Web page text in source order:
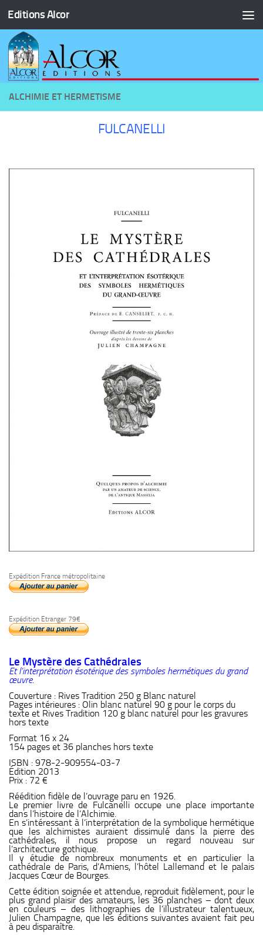
Skip to content
Editions Alcor
ALCHIMIE ET HERMETISME
FULCANELLI
Expédition France métropolitaine
Expédition Etranger 79€
Le Mystère des Cathédrales
Et l’interprétation ésotérique des symboles hermétiques du grand
œuvre.
Couverture : Rives Tradition 250 g Blanc naturel
Pages intérieures : Olin blanc naturel 90 g pour le corps du
texte et Rives Tradition 120 g blanc naturel pour les gravures
hors texte
Format 16 x 24
154 pages et 36 planches hors texte
ISBN : 978-2-909554-03-7
Édition 2013
Prix : 72 €
Réédition fidèle de l’ouvrage paru en 1926.
Le premier livre de Fulcanelli occupe une place importante
dans l’histoire de l’Alchimie.
En s’intéressant à l’interprétation de la symbolique hermétique
que les alchimistes auraient dissimulé dans la pierre des
cathédrales, il nous propose un regard nouveau sur
l’architecture gothique.
Il y étudie de nombreux monuments et en particulier la
cathédrale de Paris, d’Amiens, l’hôtel Lallemand et le palais
Jacques Cœur de Bourges.
Cette édition soignée et attendue, reproduit fidèlement, pour le
plus grand plaisir des amateurs, les 36 planches – dont deux
en couleurs – des lithographies de l’illustrateur talentueux,
Julien Champagne, que les éditions suivantes avaient fait peu
à peu disparaître.